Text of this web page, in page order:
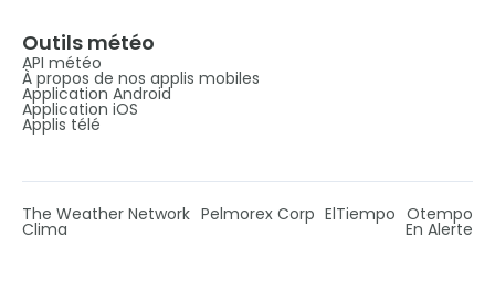
Outils météo
API météo
À propos de nos applis mobiles
Application Android
Application iOS
Applis télé
The Weather Network Pelmorex Corp ElTiempo Otempo
Clima En Alerte